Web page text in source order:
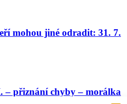
mohou jiné odradit: 31. 7.
– přiznání chyby – morálka